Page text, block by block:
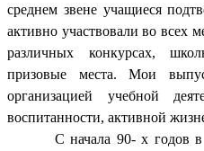
среднем звене учащиеся
активно участвовали во всех
различных конкурсах,
призовые места. Мои
организацией учебной
воспитанности, активной
С начала 90- х годов в